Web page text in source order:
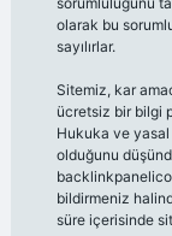
olarak bu
sayılırlar.
Sitemiz, kar
ücretsiz bir bilgi
Hukuka ve yasal
olduğunu
bildirmeniz
süre içerisinde